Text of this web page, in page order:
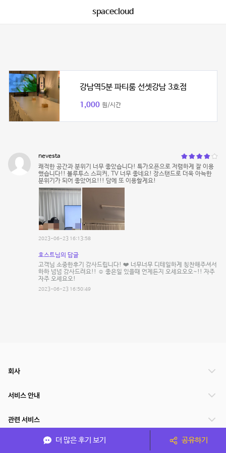
spacecloud
강남역5분 파티룸 선셋강남 3호점
1,000 원/시간
nevesta
쾌적한 공간과 분위기 너무 좋았습니다! 특가오픈으로 저렴하게 잘 이용
했습니다!! 블루투스 스피커, TV 너무 좋네요! 장스탠드로 더욱 아늑한
분위기가 되어 좋았어요!!! 담에 또 이용할게요!
2023-06-23 16:13:58
호스트님의 답글
고객님 소중한후기 감사드립니다! ❤️ 너무너무 디테일하게 칭찬해주셔서
하하 넘넘 감사드려요!! ☺️ 좋은일 있을때 언제든지 오세요오오~!! 자주
자주 오세요오!
2023-06-23 16:50:49
더 많은 후기 보기 공유하기
회사
서비스 안내
관련 서비스